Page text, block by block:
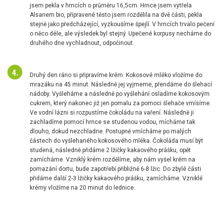
jsem pekla v hrncích o průměru 16,5cm. Hrnce jsem vytřela
Alsanem bio, připravené těsto jsem rozdělila na dvě části, pekla
stejně jako předcházející, vyzkoušíme špejlí. V hrncích trvalo pečení
o něco déle, ale výsledek byl stejný. Upečené korpusy necháme do
druhého dne vychladnout, odpočinout.
Druhý den ráno si připravíme krém. Kokosové mléko vložíme do
mrazáku na 45 minut. Následně jej vyjmeme, přendáme do šlehací
nádoby. Vyšleháme a následně po vyšlehání osladíme kokosovým
cukrem, který nakonec již jen pomalu za pomoci šlehače vmísíme.
Ve vodní lázni si rozpustíme čokoládu na vaření. Následně ji
zachladíme pomocí hrnce se studenou vodou, mícháme tak
dlouho, dokud nezchladne. Postupně vmícháme po malých
částech do vyšlehaného kokosového mléka. Čokoláda musí být
studená, následně přidáme 2 lžičky kakaového prášku, opět
zamícháme. Vzniklý krém rozdělíme, aby nám vyšel krém na
pomazání dortu, bude zapotřebí přibližně 6-8 lžic. Do zbylé části
přidáme další 2-3 lžičky kakaového prášku, zamícháme. Vzniklé
krémy vložíme na 20 minut do lednice.